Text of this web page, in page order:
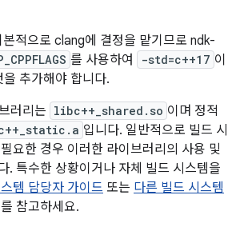
적으로 clang에 결정을 맡기므로 ndk-
를 사용하여 -std=c++17 이
추가해야 합니다.
러리는 libc++_shared.so 이며 정적
입니다. 일반적으로 빌드 시
요한 경우 이러한 라이브러리의 사용 및
. 특수한 상황이거나 자체 빌드 시스템을
템 담당자 가이드 또는 다른 빌드 시스템
참고하세요.